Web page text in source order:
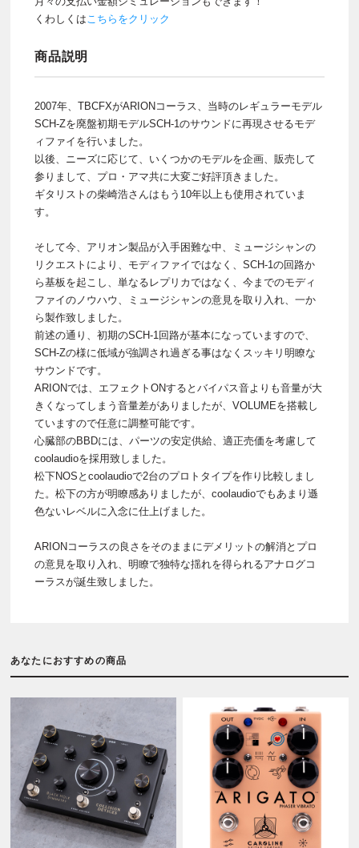
くわしくは こちらをクリック
商品説明
2007年、TBCFXがARIONコーラス、当時のレギュラーモデル
SCH-Zを廃盤初期モデルSCH-1のサウンドに再現させるモデ
ィファイを行いました。
以後、ニーズに応じて、いくつかのモデルを企画、販売して
参りまして、プロ・アマ共に大変ご好評頂きました。
ギタリストの柴崎浩さんはもう10年以上も使用されていま
す。
そして今、アリオン製品が入手困難な中、ミュージシャンの
リクエストにより、モディファイではなく、SCH-1の回路か
ら基板を起こし、単なるレプリカではなく、今までのモディ
ファイのノウハウ、ミュージシャンの意見を取り入れ、一か
ら製作致しました。
前述の通り、初期のSCH-1回路が基本になっていますので、
SCH-Zの様に低域が強調され過ぎる事はなくスッキリ明瞭な
サウンドです。
ARIONでは、エフェクトONするとバイパス音よりも音量が大
きくなってしまう音量差がありましたが、VOLUMEを搭載し
ていますので任意に調整可能です。
心臓部のBBDには、パーツの安定供給、適正売価を考慮して
coolaudioを採用致しました。
松下NOSとcoolaudioで2台のプロトタイプを作り比較しまし
た。松下の方が明瞭感ありましたが、coolaudioでもあまり遜
色ないレベルに入念に仕上げました。
ARIONコーラスの良さをそのままにデメリットの解消とプロ
の意見を取り入れ、明瞭で独特な揺れを得られるアナログコ
ーラスが誕生致しました。
あなたにおすすめの商品